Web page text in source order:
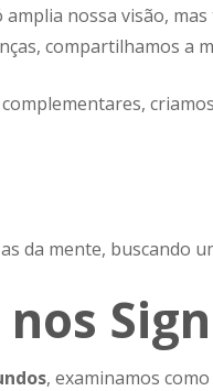
amplia nossa visão,
compartilhamos a
da mente, buscando
, examinamos